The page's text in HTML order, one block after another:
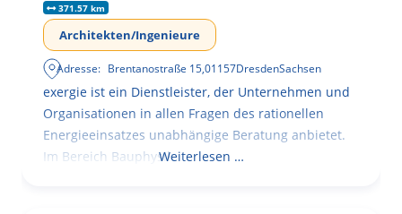
371.57 km
Architekten/Ingenieure
Adresse: Brentanostraße 15,01157DresdenSachsen
exergie ist ein Dienstleister, der Unternehmen und
Organisationen in allen Fragen des rationellen
Energieeinsatzes unabhängige Beratung anbietet.
Im Bereich BauphysikWeiterlesen …